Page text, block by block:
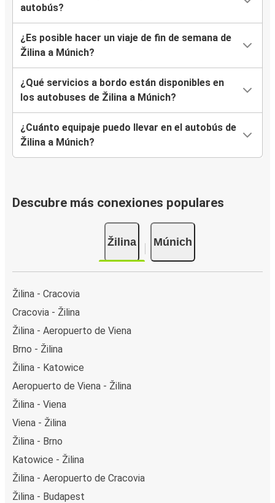
autobús?
¿Es posible hacer un viaje de fin de semana de
Žilina a Múnich?
¿Qué servicios a bordo están disponibles en
los autobuses de Žilina a Múnich?
¿Cuánto equipaje puedo llevar en el autobús de
Žilina a Múnich?
Descubre más conexiones populares
Žilina Múnich
Žilina - Cracovia
Cracovia - Žilina
Žilina - Aeropuerto de Viena
Brno - Žilina
Žilina - Katowice
Aeropuerto de Viena - Žilina
Žilina - Viena
Viena - Žilina
Žilina - Brno
Katowice - Žilina
Žilina - Aeropuerto de Cracovia
Žilina - Budapest